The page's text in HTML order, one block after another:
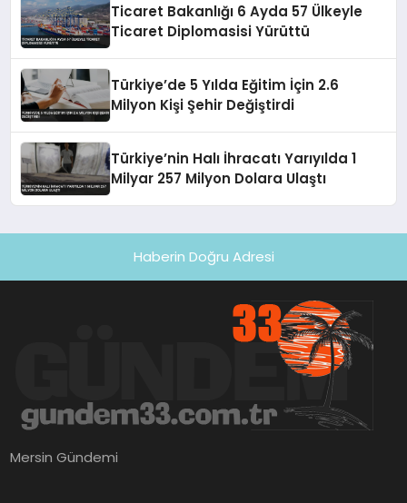
Ticaret Bakanlığı 6 Ayda 57 Ülkeyle
Ticaret Diplomasisi Yürüttü
Türkiye’de 5 Yılda Eğitim İçin 2.6
Milyon Kişi Şehir Değiştirdi
Türkiye’nin Halı İhracatı Yarıyılda 1
Milyar 257 Milyon Dolara Ulaştı
Haberin Doğru Adresi
Mersin Gündemi